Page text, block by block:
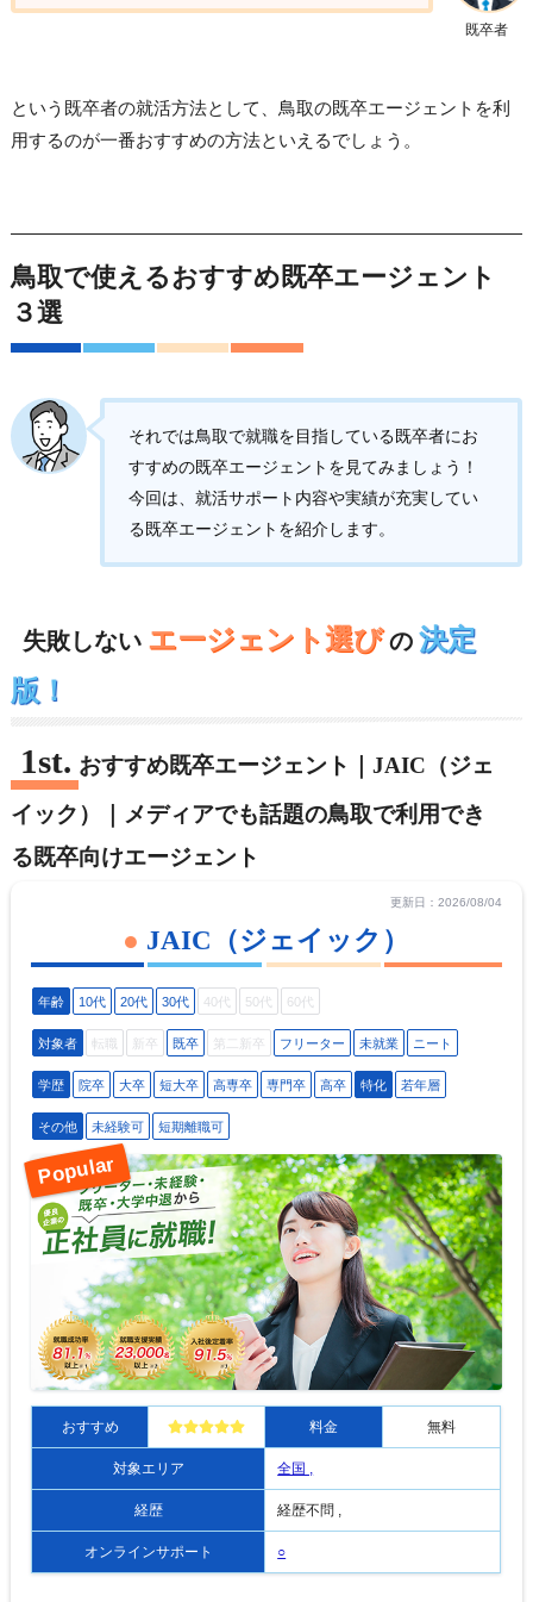
既卒者
という既卒者の就活方法として、鳥取の既卒エージェントを利
用するのが一番おすすめの方法といえるでしょう。
鳥取で使えるおすすめ既卒エージェント
３選
それでは鳥取で就職を目指している既卒者にお
すすめの既卒エージェントを見てみましょう！
今回は、就活サポート内容や実績が充実してい
る既卒エージェントを紹介します。
失敗しない エージェント選びの 決定
版！
おすすめ既卒エージェント｜JAIC（ジェ
イック）｜メディアでも話題の鳥取で利用でき
る既卒向けエージェント
更新日：2026/08/04
JAIC（ジェイック）
年齢 10代 20代 30代 40代 50代 60代
対象者 転職 新卒 既卒 第二新卒 フリーター 未就業 ニート
学歴 院卒 大卒 短大卒 高専卒 専門卒 高卒 特化 若年層
その他 未経験可 短期離職可
おすすめ 料金 無料
対象エリア 全国 ,
経歴 経歴不問 ,
オンラインサポート ○